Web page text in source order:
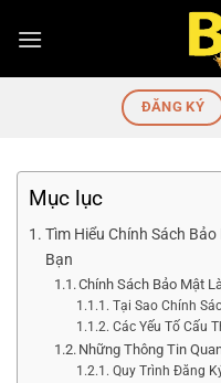
qua
ĐĂNG KÝ
Mục lục
Tìm Hiểu Chính Sách
Bạn
Chính Sách Bảo Mật
Tại Sao Chính
Các Yếu Tố Cấu
Những Thông Tin
Quy Trình Đăng